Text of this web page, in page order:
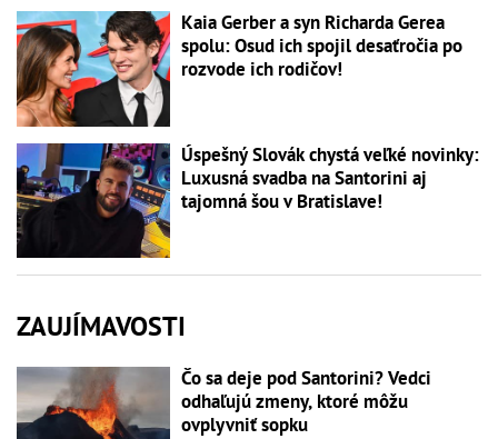
Kaia Gerber a syn Richarda Gerea
spolu: Osud ich spojil desaťročia po
rozvode ich rodičov!
Úspešný Slovák chystá veľké novinky:
Luxusná svadba na Santorini aj
tajomná šou v Bratislave!
ZAUJÍMAVOSTI
Čo sa deje pod Santorini? Vedci
odhaľujú zmeny, ktoré môžu
ovplyvniť sopku